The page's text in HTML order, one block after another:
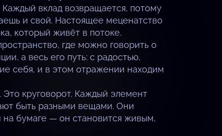
Каждый вклад возвращается, потому
и свой. Настоящее меценатство
который живёт в потоке.
где можно говорить о
а весь его путь: с радостью,
себя, и в этом отражении находим
круговорот. Каждый элемент
быть разными вещами. Они
на бумаге — он становится живым,